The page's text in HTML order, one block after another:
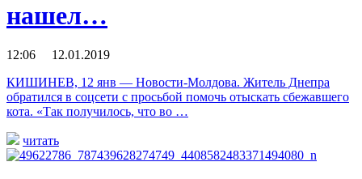
нашел…
12:06 12.01.2019
КИШИНЕВ, 12 янв — Новости-Молдова. Житель Днепра
обратился в соцсети с просьбой помочь отыскать сбежавшего
кота. «Так получилось, что во …
читать